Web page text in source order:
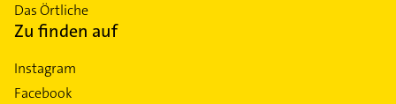
Das Örtliche
Zu finden auf
Instagram
Facebook